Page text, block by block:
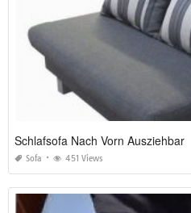
Schlafsofa Nach Vorn Ausziehbar
Sofa 451 Views